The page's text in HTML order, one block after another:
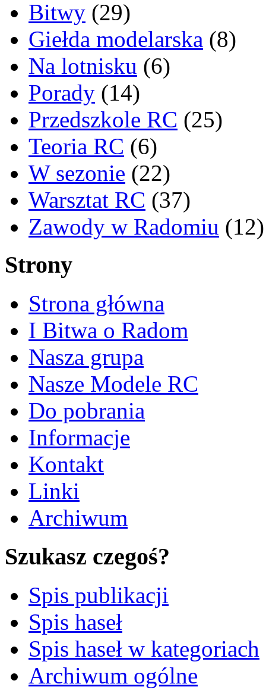
Bitwy (29)
Giełda modelarska (8)
Na lotnisku (6)
Porady (14)
Przedszkole RC (25)
Teoria RC (6)
W sezonie (22)
Warsztat RC (37)
Zawody w Radomiu (12)
Strony
Strona główna
I Bitwa o Radom
Nasza grupa
Nasze Modele RC
Do pobrania
Informacje
Kontakt
Linki
Archiwum
Szukasz czegoś?
Spis publikacji
Spis haseł
Spis haseł w kategoriach
Archiwum ogólne